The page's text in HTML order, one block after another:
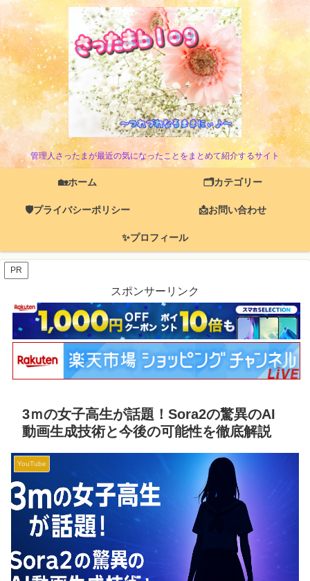
管理人さったまが最近の気になったことをまとめて紹介するサイト
🏡ホーム 🗂️カテゴリー
🛡️プライバシーポリシー 📩お問い合わせ
✨プロフィール
PR
スポンサーリンク
3ｍの女子高生が話題！Sora2の驚異のAI
動画生成技術と今後の可能性を徹底解説
YouTube